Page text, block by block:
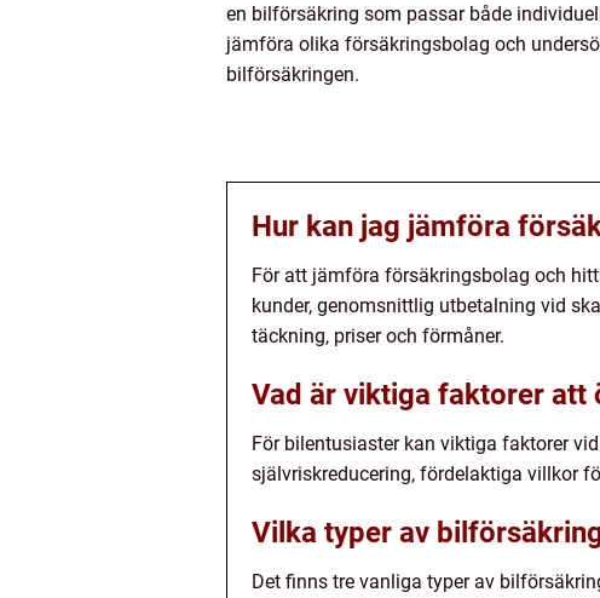
en bilförsäkring som passar både
jämföra olika försäkringsbolag och
bilförsäkringen.
Hur kan jag jämföra
För att jämföra försäkringsbolag och
kunder, genomsnittlig utbetalning vid
täckning, priser och förmåner.
Vad är viktiga faktorer att
För bilentusiaster kan viktiga faktorer
självriskreducering, fördelaktiga villkor
Vilka typer av
Det finns tre vanliga typer av